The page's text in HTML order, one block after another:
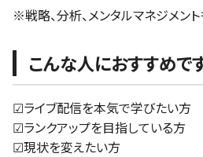
※戦略、分析、メンタルマネジメント
こんな人におすすめで
☑ライブ配信を本気で学びたい方
☑ランクアップを目指している方
☑現状を変えたい方